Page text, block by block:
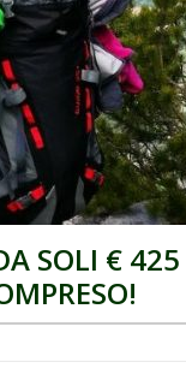
SOLI €